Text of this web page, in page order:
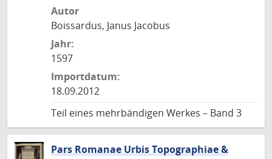
Autor
Boissardus, Janus Jacobus
Jahr:
1597
Importdatum:
18.09.2012
Teil eines mehrbändigen Werkes – Band 3
Pars Romanae Urbis Topographiae &